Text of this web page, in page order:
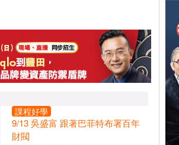
課程好學
9/13 吳盛富 跟著巴菲特布署百年
財閥